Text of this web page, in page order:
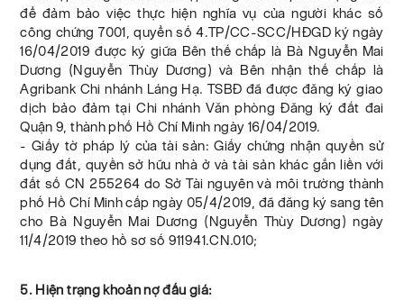
để đảm bảo việc thực hiện nghĩa vụ của người khác số
công chứng 7001, quyển số 4.TP/CC-SCC/HĐGD ký ngày
16/04/2019 được ký giữa Bên thế chấp là Bà Nguyễn Mai
Dương (Nguyễn Thùy Dương) và Bên nhận thế chấp là
Agribank Chi nhánh Láng Hạ. TSBĐ đã được đăng ký giao
dịch bảo đảm tại Chi nhánh Văn phòng Đăng ký đất đai
Quận 9, thành phố Hồ Chí Minh ngày 16/04/2019.
- Giấy tờ pháp lý của tài sản: Giấy chứng nhận quyền sử
dụng đất, quyền sở hữu nhà ở và tài sản khác gắn liền với
đất số CN 255264 do Sở Tài nguyên và môi trường thành
phố Hồ Chí Minh cấp ngày 05/4/2019, đã đăng ký sang tên
cho Bà Nguyễn Mai Dương (Nguyễn Thùy Dương) ngày
11/4/2019 theo hồ sơ số 911941.CN.010;
5. Hiện trạng khoản nợ đấu giá: